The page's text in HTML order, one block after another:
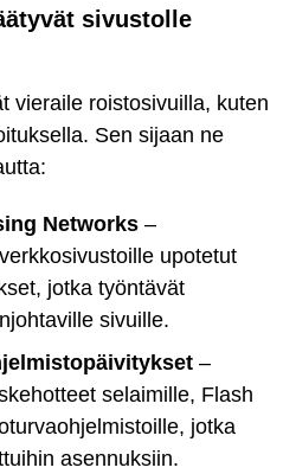
sivustolle
vieraile roistosivuilla, kuten
Sen sijaan ne
Networks –
upotetut
jotka työntävät
sivuille.
–
selaimille, Flash
jotka
asennuksiin.